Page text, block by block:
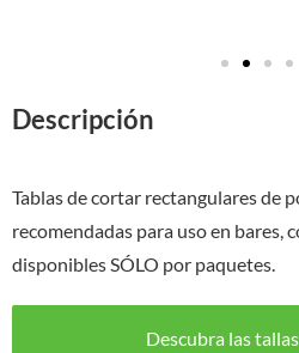
Descripción
Tablas de cortar rectangulares de
recomendadas para uso en bares,
disponibles SÓLO por paquetes.
Descubra las